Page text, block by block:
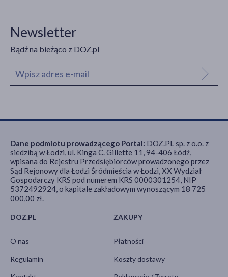
Newsletter
Bądź na bieżąco z DOZ.pl
DOZ.PL
O nas
Regulamin
ZAKUPY
Płatności
Koszty dostawy
Dane podmiotu prowadzącego Portal: DOZ.PL sp. z o.o. z
siedzibą w Łodzi, ul. Kinga C. Gillette 11, 94-406 Łódź,
wpisana do Rejestru Przedsiębiorców prowadzonego przez
Sąd Rejonowy dla Łodzi Śródmieścia w Łodzi, XX Wydział
Gospodarczy KRS pod numerem KRS 0000301254, NIP
5372492924, o kapitale zakładowym wynoszącym 18 725
000,00 zł.